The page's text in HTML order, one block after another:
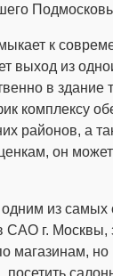
к
выход из
в здание
комплексу
районов, а
он
из самых
САО г. Москвы,
магазинам, но